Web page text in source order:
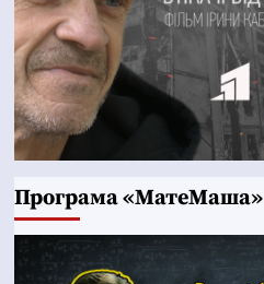
Програма «МатеМаша»